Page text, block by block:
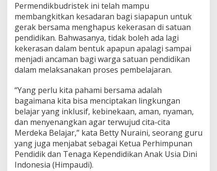
Permendikbudristek ini telah mampu
membangkitkan kesadaran bagi siapapun untuk
gerak bersama menghapus kekerasan di satuan
pendidikan. Bahwasanya, tidak boleh ada lagi
kekerasan dalam bentuk apapun apalagi sampai
menjadi ancaman bagi warga satuan pendidikan
dalam melaksanakan proses pembelajaran.
“Yang perlu kita pahami bersama adalah
bagaimana kita bisa menciptakan lingkungan
belajar yang inklusif, kebinekaan, aman, nyaman,
dan menyenangkan agar terwujud cita-cita
Merdeka Belajar,” kata Betty Nuraini, seorang guru
yang juga menjabat sebagai Ketua Perhimpunan
Pendidik dan Tenaga Kependidikan Anak Usia Dini
Indonesia (Himpaudi).